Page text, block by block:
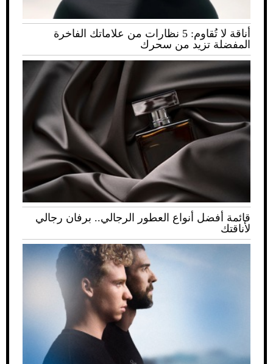
أناقة لا تُقاوم: 5 نظارات من علاماتك الفاخرة
المفضلة تزيد من سحرك
قائمة أفضل أنواع العطور الرجالي.. برفان رجالي
لأناقتك